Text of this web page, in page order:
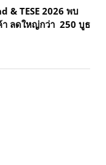
& TESE 2026 พบ
ลดใหญ่กว่า 250 บูธ